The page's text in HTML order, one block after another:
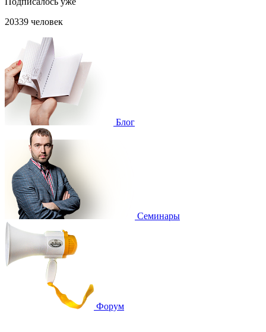
20339 человек
Блог
Cеминары
Форум